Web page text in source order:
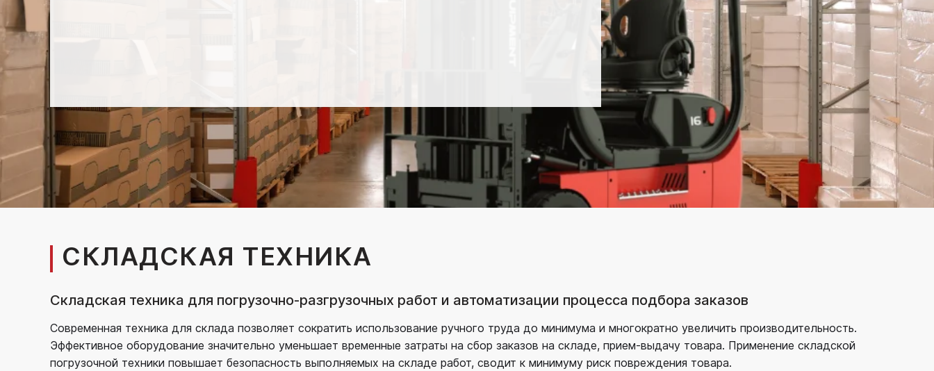
СКЛАДСКАЯ ТЕХНИКА
Складская техника для погрузочно-разгрузочных работ и автоматизации процесса подбора заказов
Современная техника для склада позволяет сократить использование ручного труда до минимума и многократно увеличить производительность.
Эффективное оборудование значительно уменьшает временные затраты на сбор заказов на складе, прием-выдачу товара. Применение складской
погрузочной техники повышает безопасность выполняемых на складе работ, сводит к минимуму риск повреждения товара.